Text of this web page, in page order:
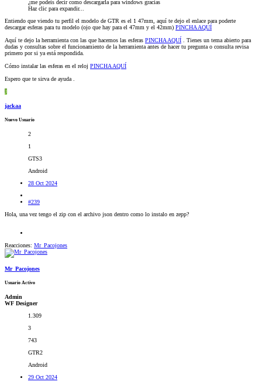
¿me podeis decir como descargarla para windows gracias
Haz clic para expandir...
Entiendo que viendo tu perfil el modelo de GTR es el 1 47mm, aquí te dejo el enlace para poderte
descargar esferas para tu modelo (ojo que hay para el 47mm y el 42mm) PINCHA AQUÍ
Aquí te dejo la herramienta con las que hacemos las esferas PINCHA AQUÍ . Tienes un tema abierto para
dudas y consultas sobre el funcionamiento de la herramienta antes de hacer tu pregunta o consulta revisa
primero por si ya está respondida.
Cómo instalar las esferas en el reloj PINCHA AQUÍ
Espero que te sirva de ayuda .
J
jackaa
Nuevo Usuario
2
1
GTS3
Android
28 Oct 2024
#239
Hola, una vez tengo el zip con el archivo json dentro como lo instalo en zepp?
Reacciones: Mr_Pacojones
Mr_Pacojones
Usuario Activo
Admin
WF Designer
1.309
3
743
GTR2
Android
29 Oct 2024